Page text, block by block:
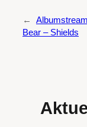
←
Bear – Shields